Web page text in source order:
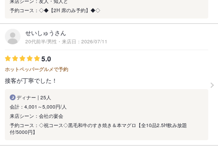
予約コース：◇◆【2H 席のみ予約】◆◇
せいしゅうさん
20代前半/男性・来店日：2026/07/11
5.0
ホットペッパーグルメで予約
接客が丁寧でした！
ディナー | 25人
会計：4,001～5,000円/人
来店シーン：会社の宴会
予約コース：◇祝コース◇黒毛和牛のすき焼き＆本マグロ【全10品2.5H飲み放題
付/5000円】